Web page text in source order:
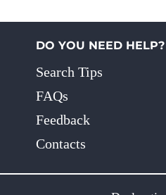
DO YOU NEED HELP?
Search Tips
FAQs
Feedback
Contacts